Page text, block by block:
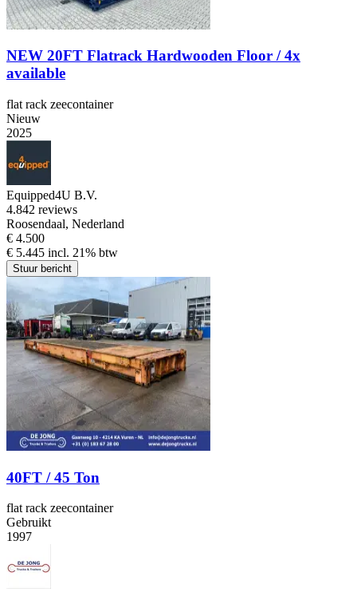
NEW 20FT Flatrack Hardwooden Floor / 4x
available
flat rack zeecontainer
Nieuw
2025
Equipped4U B.V.
4.842 reviews
Roosendaal, Nederland
€ 4.500
€ 5.445 incl. 21% btw
Stuur bericht
40FT / 45 Ton
flat rack zeecontainer
Gebruikt
1997